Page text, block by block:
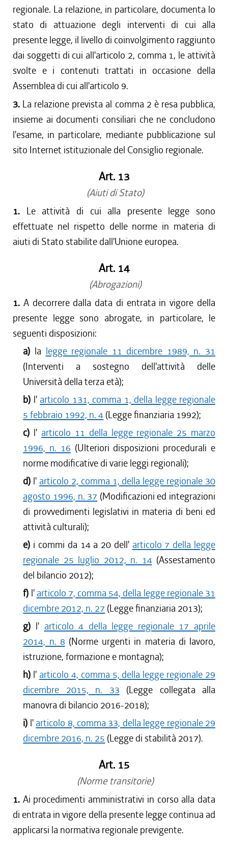
regionale. La relazione, in particolare, documenta lo
stato di attuazione degli interventi di cui alla
presente legge, il livello di coinvolgimento raggiunto
dai soggetti di cui all'articolo 2, comma 1, le attività
svolte e i contenuti trattati in occasione della
Assemblea di cui all'articolo 9.
3. La relazione prevista al comma 2 è resa pubblica,
insieme ai documenti consiliari che ne concludono
l'esame, in particolare, mediante pubblicazione sul
sito Internet istituzionale del Consiglio regionale.
Art. 13
(Aiuti di Stato)
1. Le attività di cui alla presente legge sono
effettuate nel rispetto delle norme in materia di
aiuti di Stato stabilite dall'Unione europea.
Art. 14
(Abrogazioni)
1. A decorrere dalla data di entrata in vigore della
presente legge sono abrogate, in particolare, le
seguenti disposizioni:
a) la legge regionale 11 dicembre 1989, n. 31
(Interventi a sostegno dell'attività delle
Università della terza età);
b) l' articolo 131, comma 1, della legge regionale
5 febbraio 1992, n. 4 (Legge finanziaria 1992);
c) l' articolo 11 della legge regionale 25 marzo
1996, n. 16 (Ulteriori disposizioni procedurali e
norme modificative di varie leggi regionali);
d) l' articolo 2, comma 1, della legge regionale 30
agosto 1996, n. 37 (Modificazioni ed integrazioni
di provvedimenti legislativi in materia di beni ed
attività culturali);
e) i commi da 14 a 20 dell' articolo 7 della legge
regionale 25 luglio 2012, n. 14(Assestamento
del bilancio 2012);
f) l' articolo 7, comma 54, della legge regionale 31
dicembre 2012, n. 27 (Legge finanziaria 2013);
g) l' articolo 4 della legge regionale 17 aprile
2014, n. 8 (Norme urgenti in materia di lavoro,
istruzione, formazione e montagna);
h) l' articolo 4, comma 5, della legge regionale 29
dicembre 2015, n. 33 (Legge collegata alla
manovra di bilancio 2016-2018);
i) l' articolo 8, comma 33, della legge regionale 29
dicembre 2016, n. 25 (Legge di stabilità 2017).
Art. 15
(Norme transitorie)
1. Ai procedimenti amministrativi in corso alla data
di entrata in vigore della presente legge continua ad
applicarsi la normativa regionale previgente.